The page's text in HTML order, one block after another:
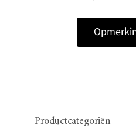
Productcategoriën